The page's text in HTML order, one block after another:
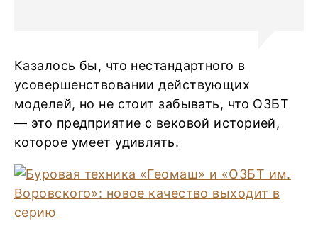
Казалось бы, что нестандартного в
усовершенствовании действующих
моделей, но не стоит забывать, что ОЗБТ
— это предприятие с вековой историей,
которое умеет удивлять.